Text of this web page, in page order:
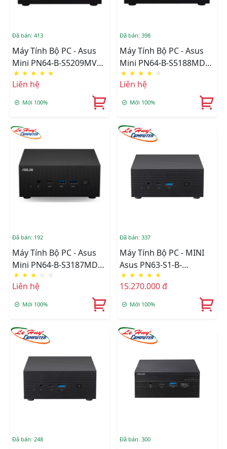
Đã bán: 413
Máy Tính Bộ PC - Asus
Mini PN64-B-S5209MV
(Intel Core I5-13500H |
DDR5 | Intel Iris Xe |
NVME M2 SATA )
★ ★ ★ ★ ★
Liên hệ
Mới 100%
Đã bán: 398
Máy Tính Bộ PC - Asus
Mini PN64-B-S5188MD
(i5 12500H/ Intel UHD
Graphics/ NoOS)
★ ★ ★ ★ ☆
Liên hệ
Mới 100%
Đã bán: 192
Máy Tính Bộ PC - Asus
Mini PN64-B-S3187MD
(i3 1220P/ Intel UHD
Graphics/ NoOS)
★ ★ ★ ☆ ☆
Liên hệ
Mới 100%
Đã bán: 337
Máy Tính Bộ PC - MINI
Asus PN63-S1-B-
S7024MV (Intel Core I7-
11370H/BT+WiFi/VGA/
(90MR00Q1-M000S0)
★ ★ ★ ★ ★
15.270.000 đ
Mới 100%
Đã bán: 248 Đã bán: 300